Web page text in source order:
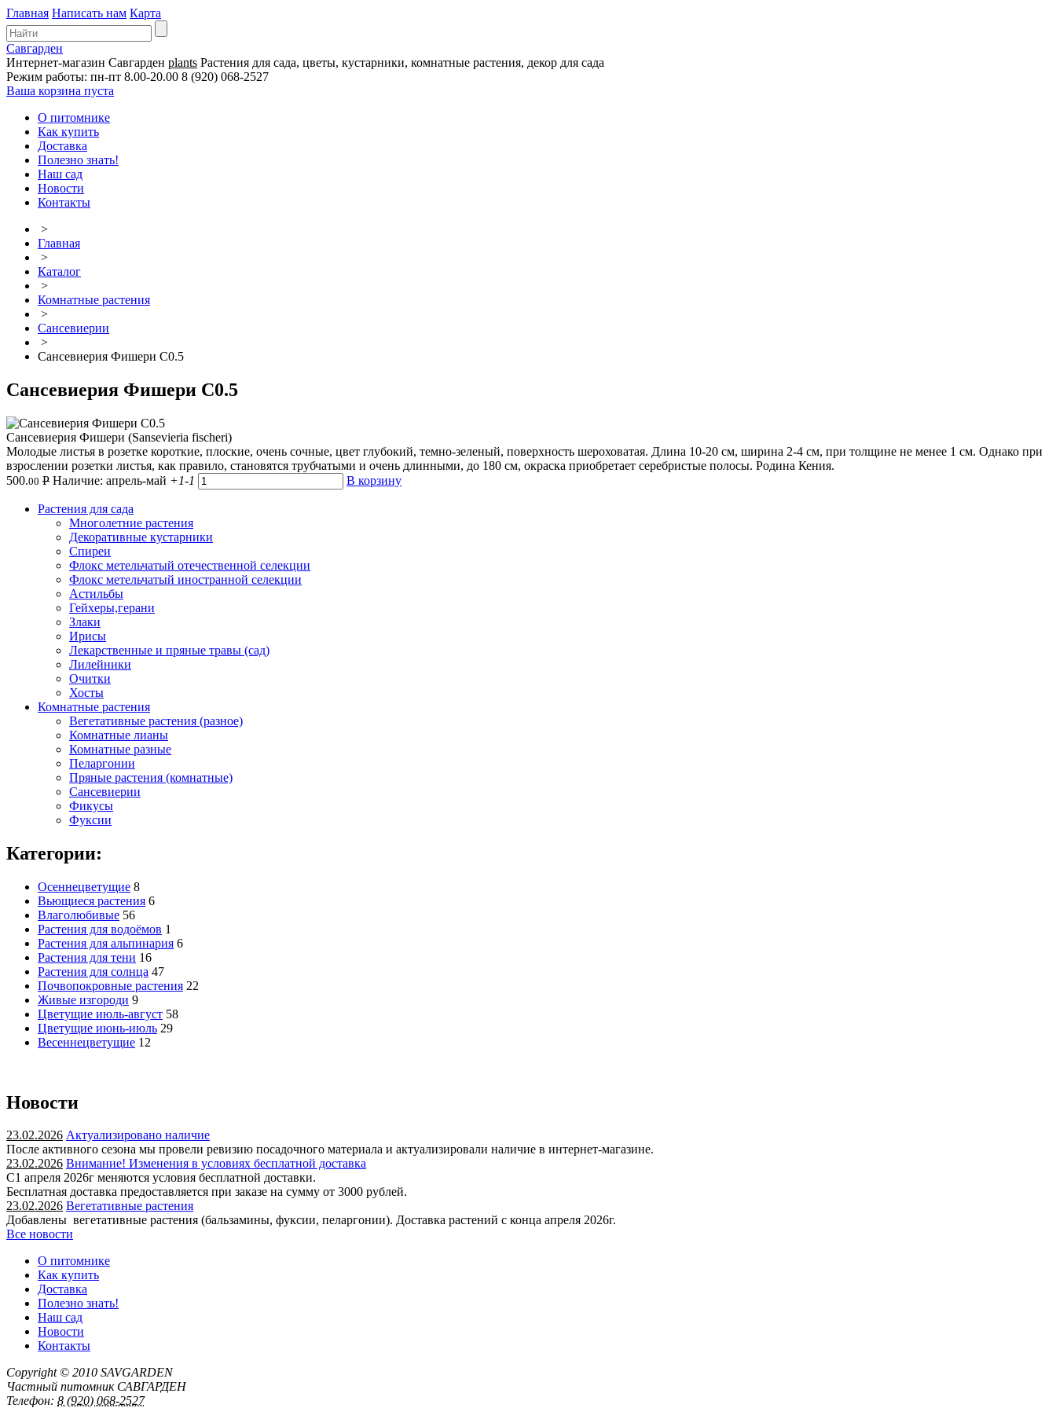
Главная Написать нам Карта
Савгарден
Интернет-магазин Савгарден plants Растения для сада, цветы, кустарники, комнатные растения, декор для сада
Режим работы: пн-пт 8.00-20.00 8 (920) 068-2527
Ваша корзина пуста
О питомнике
Как купить
Доставка
Полезно знать!
Наш сад
Новости
Контакты
>
Главная
>
Каталог
>
Комнатные растения
>
Сансевиерии
>
Сансевиерия Фишери С0.5
Сансевиерия Фишери С0.5
Сансевиерия Фишери (Sansevieria fischeri)
Молодые листья в розетке короткие, плоские, очень сочные, цвет глубокий, темно-зеленый, поверхность шероховатая. Длина 10-20 см, ширина 2-4 см, при толщине не менее 1 см. Однако при
взрослении розетки листья, как правило, становятся трубчатыми и очень длинными, до 180 см, окраска приобретает серебристые полосы. Родина Кения.
500.00 Р Наличие: апрель-май +1-1 В корзину
Растения для сада
Многолетние растения
Декоративные кустарники
Спиреи
Флокс метельчатый отечественной селекции
Флокс метельчатый иностранной селекции
Астильбы
Гейхеры,герани
Злаки
Ирисы
Лекарственные и пряные травы (сад)
Лилейники
Очитки
Хосты
Комнатные растения
Вегетативные растения (разное)
Комнатные лианы
Комнатные разные
Пеларгонии
Пряные растения (комнатные)
Сансевиерии
Фикусы
Фуксии
Категории:
Осеннецветущие 8
Вьющиеся растения 6
Влаголюбивые 56
Растения для водоёмов 1
Растения для альпинария 6
Растения для тени 16
Растения для солнца 47
Почвопокровные растения 22
Живые изгороди 9
Цветущие июль-август 58
Цветущие июнь-июль 29
Весеннецветущие 12
Новости
23.02.2026 Актуализировано наличие
После активного сезона мы провели ревизию посадочного материала и актуализировали наличие в интернет-магазине.
23.02.2026 Внимание! Изменения в условиях бесплатной доставка
С1 апреля 2026г меняются условия бесплатной доставки.
Бесплатная доставка предоставляется при заказе на сумму от 3000 рублей.
23.02.2026 Вегетативные растения
Добавлены вегетативные растения (бальзамины, фуксии, пеларгонии). Доставка растений с конца апреля 2026г.
Все новости
О питомнике
Как купить
Доставка
Полезно знать!
Наш сад
Новости
Контакты
Copyright © 2010 SAVGARDEN
Частный питомник САВГАРДЕН
Телефон: 8 (920) 068-2527